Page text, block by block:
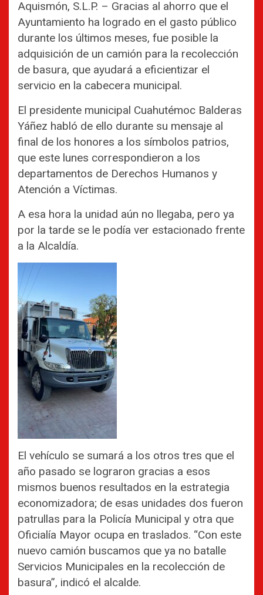
Aquismón, S.L.P. – Gracias al ahorro que el
Ayuntamiento ha logrado en el gasto público
durante los últimos meses, fue posible la
adquisición de un camión para la recolección
de basura, que ayudará a eficientizar el
servicio en la cabecera municipal.
El presidente municipal Cuahutémoc Balderas
Yáñez habló de ello durante su mensaje al
final de los honores a los símbolos patrios,
que este lunes correspondieron a los
departamentos de Derechos Humanos y
Atención a Víctimas.
A esa hora la unidad aún no llegaba, pero ya
por la tarde se le podía ver estacionado frente
a la Alcaldía.
El vehículo se sumará a los otros tres que el
año pasado se lograron gracias a esos
mismos buenos resultados en la estrategia
economizadora; de esas unidades dos fueron
patrullas para la Policía Municipal y otra que
Oficialía Mayor ocupa en traslados. “Con este
nuevo camión buscamos que ya no batalle
Servicios Municipales en la recolección de
basura”, indicó el alcalde.